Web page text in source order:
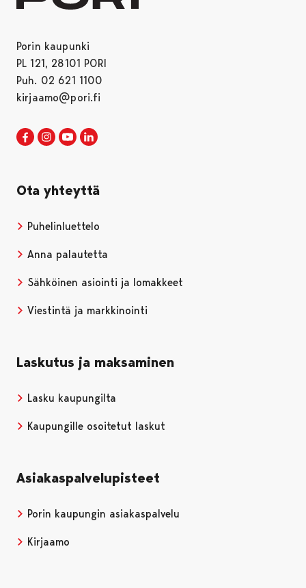
Porin kaupunki
PL 121, 28101 PORI
Puh. 02 621 1100
kirjaamo@pori.fi
Porin kaupunki Facebookissa
Avautuu uudessa välilehdessä
Porin kaupunki Instagramissa
Avautuu uudessa välilehdessä
Porin kaupunki Youtubessa
Avautuu uudessa välilehdessä
Ota yhteyttä
Puhelinluettelo
Anna palautetta
Sähköinen asiointi ja lomakkeet
Viestintä ja markkinointi
Laskutus ja maksaminen
Lasku kaupungilta
Kaupungille osoitetut laskut
Asiakaspalvelupisteet
Porin kaupungin asiakaspalvelu
Kirjaamo